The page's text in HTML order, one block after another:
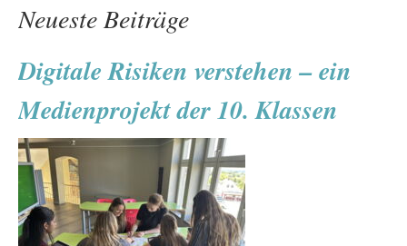
Neueste Beiträge
Digitale Risiken verstehen – ein
Medienprojekt der 10. Klassen